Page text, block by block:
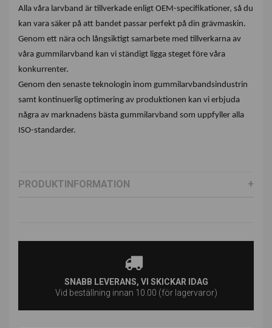
Alla våra larvband är tillverkade enligt OEM-specifikationer, så du
kan vara säker på att bandet passar perfekt på din grävmaskin.
Genom ett nära och långsiktigt samarbete med tillverkarna av
våra gummilarvband kan vi ständigt ligga steget före våra
konkurrenter.
Genom den senaste teknologin inom gummilarvbandsindustrin
samt kontinuerlig optimering av produktionen kan vi erbjuda
några av marknadens bästa gummilarvband som uppfyller alla
ISO-standarder.
PRODUKTINFORMATION
SNABB LEVERANS, VI SKICKAR IDAG
Vid beställning innan 10.00 (för lagervaror)